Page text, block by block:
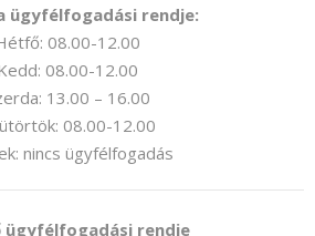
ügyfélfogadási rendje:
08.00-12.00
08.00-12.00
13.00 – 16.00
08.00-12.00
nincs ügyfélfogadás
ügyfélfogadási rendje